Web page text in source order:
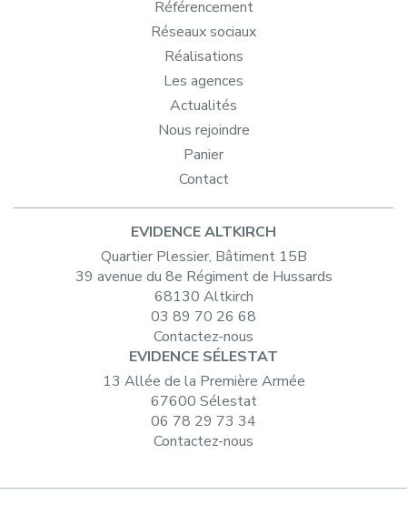
Référencement
Réseaux sociaux
Réalisations
Les agences
Actualités
Nous rejoindre
Panier
Contact
EVIDENCE ALTKIRCH
Quartier Plessier, Bâtiment 15B
39 avenue du 8e Régiment de Hussards
68130 Altkirch
03 89 70 26 68
Contactez-nous
EVIDENCE SÉLESTAT
13 Allée de la Première Armée
67600 Sélestat
06 78 29 73 34
Contactez-nous